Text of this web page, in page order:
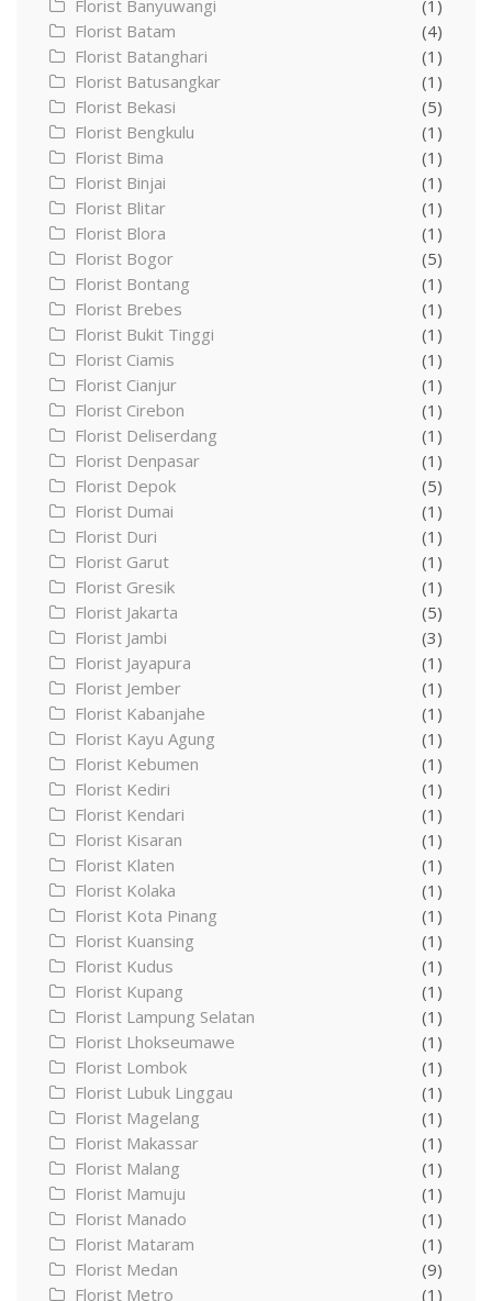
Florist Banyuwangi
(1)
Florist Batam
(4)
Florist Batanghari
(1)
Florist Batusangkar
(1)
Florist Bekasi
(5)
Florist Bengkulu
(1)
Florist Bima
(1)
Florist Binjai
(1)
Florist Blitar
(1)
Florist Blora
(1)
Florist Bogor
(5)
Florist Bontang
(1)
Florist Brebes
(1)
Florist Bukit Tinggi
(1)
Florist Ciamis
(1)
Florist Cianjur
(1)
Florist Cirebon
(1)
Florist Deliserdang
(1)
Florist Denpasar
(1)
Florist Depok
(5)
Florist Dumai
(1)
Florist Duri
(1)
Florist Garut
(1)
Florist Gresik
(1)
Florist Jakarta
(5)
Florist Jambi
(3)
Florist Jayapura
(1)
Florist Jember
(1)
Florist Kabanjahe
(1)
Florist Kayu Agung
(1)
Florist Kebumen
(1)
Florist Kediri
(1)
Florist Kendari
(1)
Florist Kisaran
(1)
Florist Klaten
(1)
Florist Kolaka
(1)
Florist Kota Pinang
(1)
Florist Kuansing
(1)
Florist Kudus
(1)
Florist Kupang
(1)
Florist Lampung Selatan
(1)
Florist Lhokseumawe
(1)
Florist Lombok
(1)
Florist Lubuk Linggau
(1)
Florist Magelang
(1)
Florist Makassar
(1)
Florist Malang
(1)
Florist Mamuju
(1)
Florist Manado
(1)
Florist Mataram
(1)
Florist Medan
(9)
Florist Metro
(1)